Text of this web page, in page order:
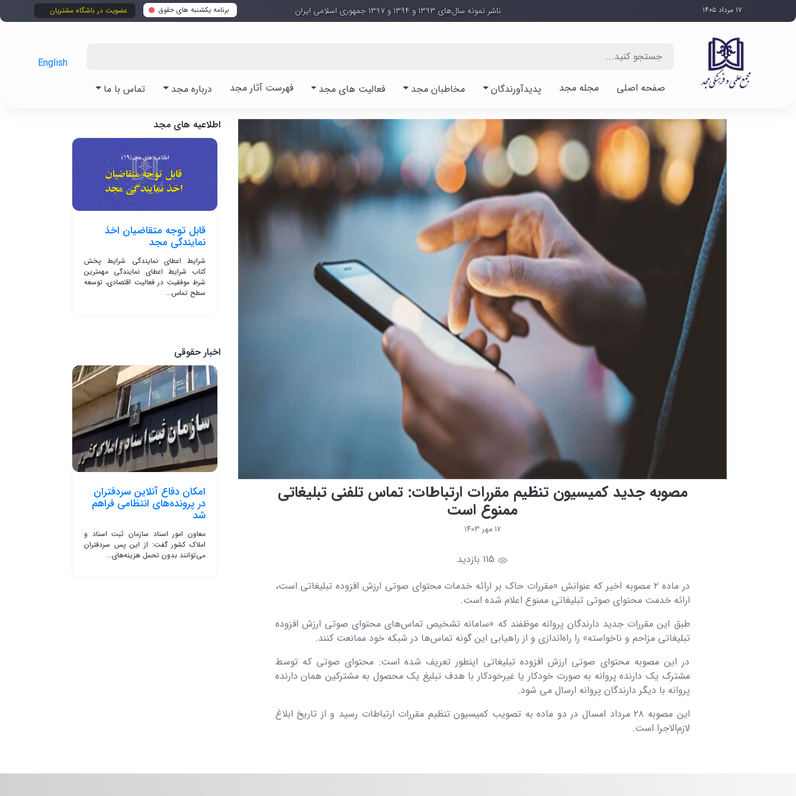
برنامه یکشنبه های حقوق عضویت در باشگاه مشتریان ۱۷ مرداد ۱۴۰۵ ناشر نمونه سال‌های ۱۳۹۳ و ۱۳۹۴ و ۱۳۹۷ جمهوری اسلامی ایران
صفحه اصلی مجله مجد پدیدآورندگان مخاطبان مجد فعالیت های مجد فهرست آثار مجد درباره مجد تماس با ما
English
مصوبه جدید کمیسیون تنظیم مقررات ارتباطات: تماس تلفنی تبلیغاتی
ممنوع است
۱۷ مهر ۱۴۰۳
در ماده ۲ مصوبه اخیر که عنوانش «مقررات حاک بر ارائه خدمات محتوای صوتی ارزش افزوده تبلیغاتی است،
ارائه خدمت محتوای صوتی تبلیغاتی ممنوع اعلام شده است.
طبق این مقررات جدید دارندگان پروانه موظفند که «سامانه تشخیص تماس‌های محتوای صوتی ارزش افزوده
تبلیغاتی مزاحم و ناخواسته» را راه‌اندازی و از راهیابی این گونه تماس‌ها در شبکه خود ممانعت کنند.
در این مصوبه محتوای صوتی ارزش افزوده تبلیغاتی اینطور تعریف شده است: محتوای صوتی که توسط
مشترک یک دارنده پروانه به صورت خودکار یا غیرخودکار با هدف تبلیغ یک محصول به مشترکین همان دارنده
پروانه با دیگر دارندگان پروانه ارسال می شود.
این مصوبه ۲۸ مرداد امسال در دو ماده به تصویب کمیسیون تنظیم مقررات ارتباطات رسید و از تاریخ ابلاغ
لازم‌الاجرا است.
اطلاعیه های مجد
قابل توجه متقاضیان اخذ
نمایندگی مجد
شرایط اعطای نمایندگی شرایط پخش
کتاب شرایط اعطای نمایندگی مهمترین
شرط موفقیت در فعالیت اقتصادی، توسعه
سطح تماس...
اخبار حقوقی
امکان دفاع آنلاین سردفتران
در پرونده‌های انتظامی فراهم
شد
معاون امور اسناد سازمان ثبت اسناد و
املاک کشور گفت: از این پس سردفتران
می‌توانند بدون تحمل هزینه‌های...